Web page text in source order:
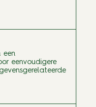
een
eenvoudigere